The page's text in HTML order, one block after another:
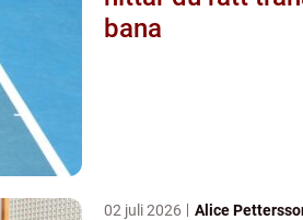
bana
02 juli 2026 Alice